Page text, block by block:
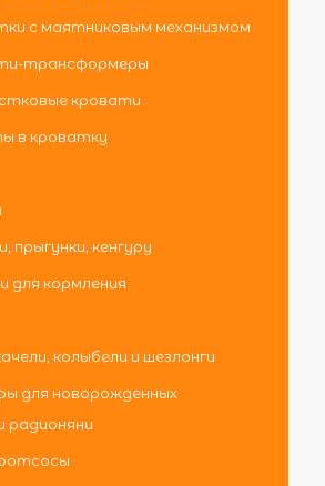
с маятниковым механизмом
трансформеры
кровати
в кроватку
прыгунки, кенгуру
для кормления
колыбели и шезлонги
для новорожденных
радионяни